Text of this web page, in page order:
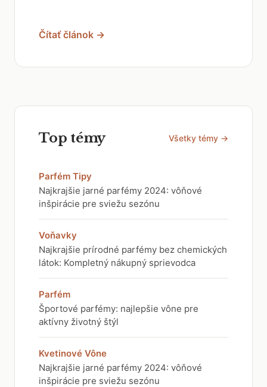
Čítať článok →
Top témy Všetky témy →
Parfém Tipy
Najkrajšie jarné parfémy 2024: vôňové
inšpirácie pre sviežu sezónu
Voňavky
Najkrajšie prírodné parfémy bez chemických
látok: Kompletný nákupný sprievodca
Parfém
Športové parfémy: najlepšie vône pre
aktívny životný štýl
Kvetinové Vône
Najkrajšie jarné parfémy 2024: vôňové
inšpirácie pre sviežu sezónu